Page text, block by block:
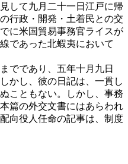
して九月二十一日江戸に帰
行政・開発・土着民との交
に米国貿易事務官ライスが
であった北蝦夷において
でであり、五年十月九日
かし、彼の日記は、一貫し
こともない。しかし、事務
篇の外交文書にはあらわれ
向役人任命の記事は、制度